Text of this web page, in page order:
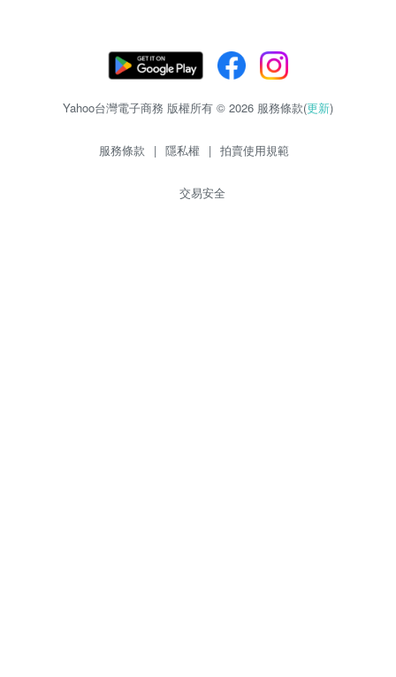
Yahoo台灣電子商務 版權所有 © 2026 服務條款(更新)
服務條款 | 隱私權 | 拍賣使用規範
交易安全